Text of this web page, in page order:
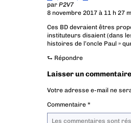
par P2V7
8 novembre 2017 à 11 h 27
Ces BD devraient êtres
instituteurs disaient (dans
histoires de l’oncle Paul »
⮑ Répondre
Laisser un commentaire
Votre adresse e-mail ne
Commentaire *